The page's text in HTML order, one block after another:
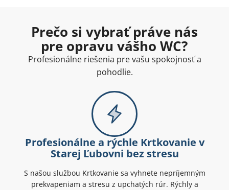
Prečo si vybrať práve nás
pre opravu vášho WC?
Profesionálne riešenia pre vašu spokojnosť a
pohodlie.
Profesionálne a rýchle Krtkovanie v
Starej Ľubovni bez stresu
S našou službou Krtkovanie sa vyhnete nepríjemným
prekvapeniam a stresu z upchatých rúr. Rýchly a